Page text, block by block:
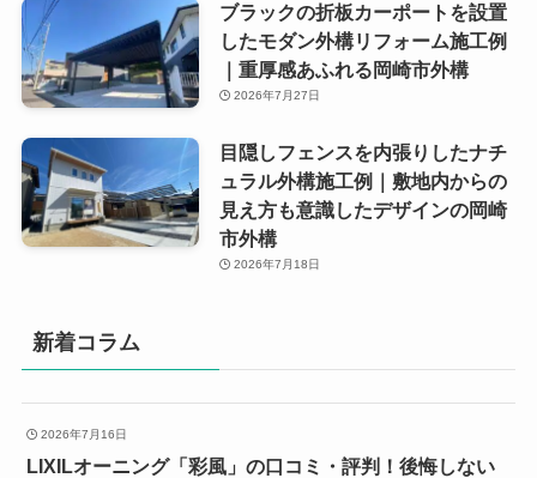
ブラックの折板カーポートを設置
したモダン外構リフォーム施工例
｜重厚感あふれる岡崎市外構
2026年7月27日
目隠しフェンスを内張りしたナチ
ュラル外構施工例｜敷地内からの
見え方も意識したデザインの岡崎
市外構
2026年7月18日
新着コラム
2026年7月16日
LIXILオーニング「彩風」の口コミ・評判！後悔しない